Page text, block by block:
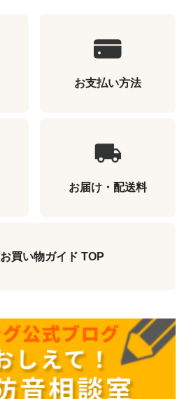
お支払い方法
お届け・配送料
お買い物ガイド TOP